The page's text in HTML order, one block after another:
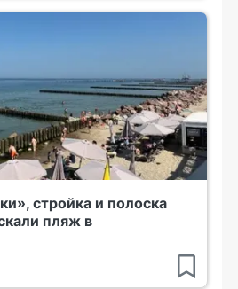
стройка и полоска
пляж в